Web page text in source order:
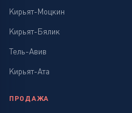
Кирьят-Моцкин
Кирьят-Бялик
Тель-Авив
Кирьят-Ата
ПРОДАЖА